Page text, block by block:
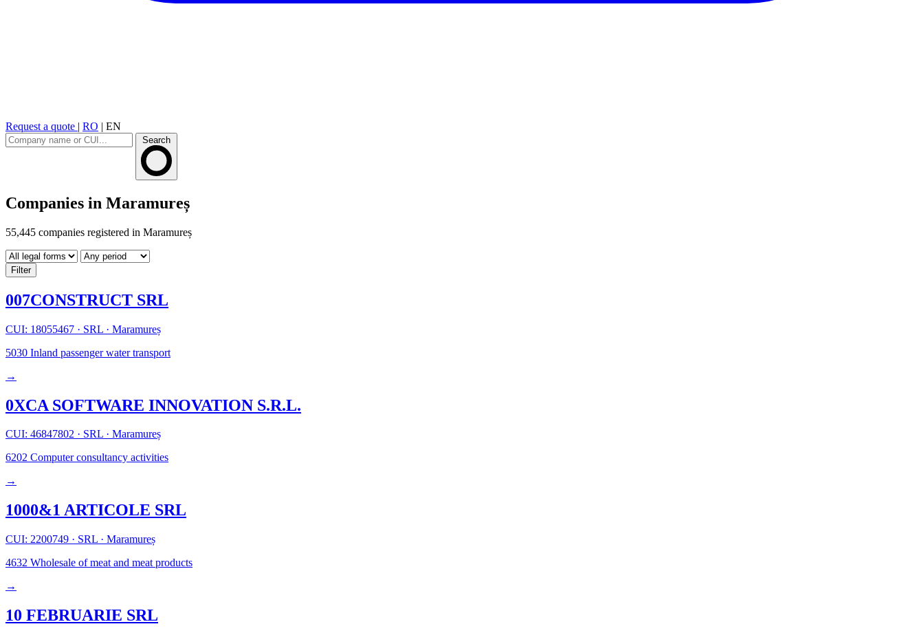
Request a quote | RO | EN
Search
Companies in Maramureș
55,445 companies registered in Maramureș
Filter
007CONSTRUCT SRL
CUI: 18055467 · SRL · Maramureș
5030 Inland passenger water transport
→
0XCA SOFTWARE INNOVATION S.R.L.
CUI: 46847802 · SRL · Maramureș
6202 Computer consultancy activities
→
1000&1 ARTICOLE SRL
CUI: 2200749 · SRL · Maramureș
4632 Wholesale of meat and meat products
→
10 FEBRUARIE SRL